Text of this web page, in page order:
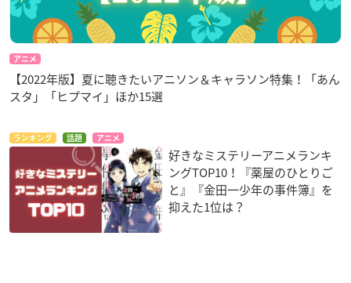
アニメ
【2022年版】夏に聴きたいアニソン＆キャラソン特集！「あん
スタ」「ヒプマイ」ほか15選
ランキング 話題 アニメ
好きなミステリーアニメランキ
ングTOP10！『薬屋のひとりご
と』『金田一少年の事件簿』を
抑えた1位は？